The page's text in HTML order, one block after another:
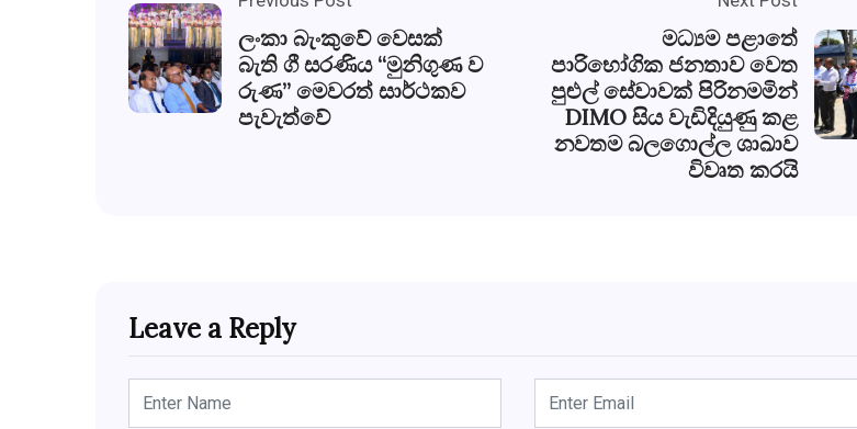
ලංකා බැංකුවේ වෙසක්
බැති ගී සරණිය “මුනිගුණ ව
රුණ” මෙවරත් සාර්ථකව
පැවැත්වේ
මධ්‍යම පළාතේ
පාරිභෝගික ජනතාව වෙත
පුළුල් සේවාවක් පිරිනමමින්
DIMO සිය වැඩිදියුණු කළ
නවතම බලගොල්ල ශාඛාව
විවෘත කරයි
Leave a Reply